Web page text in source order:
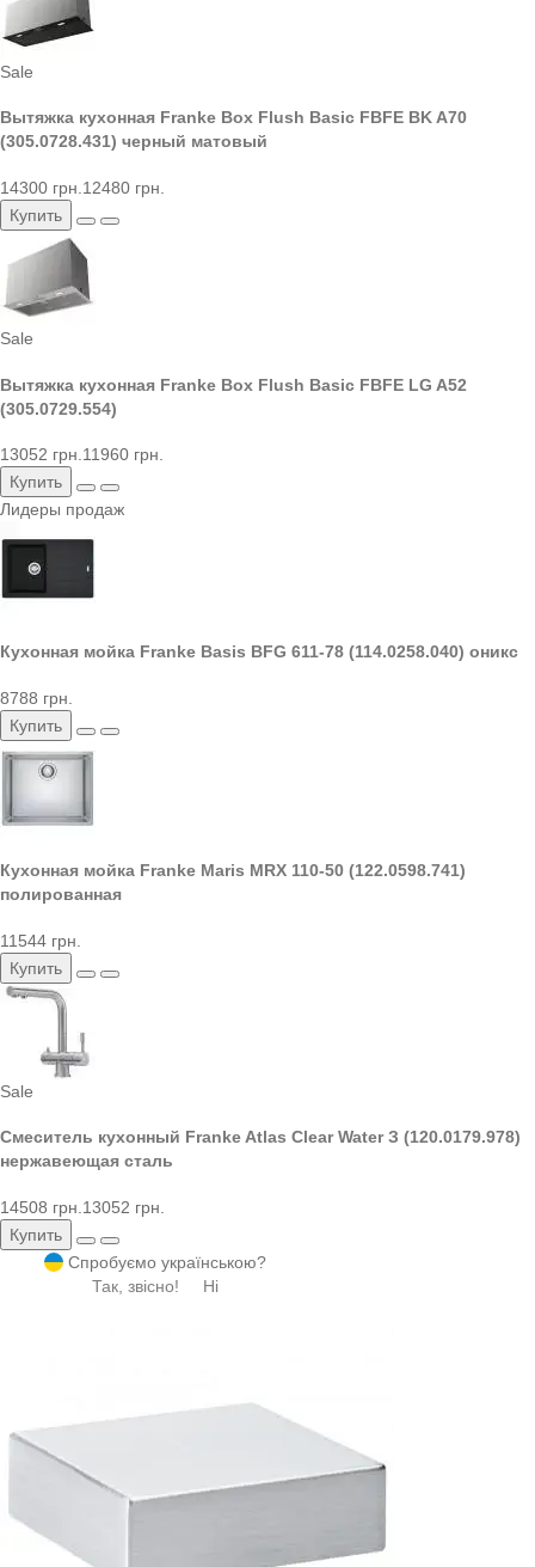
Sale
Вытяжка кухонная Franke Box Flush Basic FBFE BK A70
(305.0728.431) черный матовый
14300 грн. 12480 грн.
Купить
Sale
Вытяжка кухонная Franke Box Flush Basic FBFE LG A52
(305.0729.554)
13052 грн.11960 грн.
Купить
Лидеры продаж
Кухонная мойка Franke Basis BFG 611-78 (114.0258.040) оникс
8788 грн.
Купить
Кухонная мойка Franke Maris MRX 110-50 (122.0598.741)
полированная
11544 грн.
Купить
Sale
Смеситель кухонный Franke Atlas Clear Water З (120.0179.978)
нержавеющая сталь
14508 грн. 13052 грн.
Купить
Спробуємо українською?
Так, звісно!
Ні